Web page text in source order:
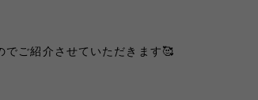
でご紹介させていただきます🥰